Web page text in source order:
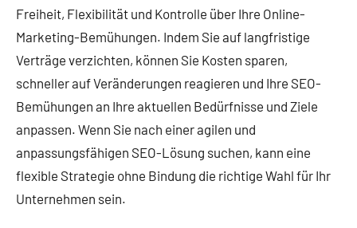
Freiheit, Flexibilität und Kontrolle über Ihre Online-
Marketing-Bemühungen. Indem Sie auf langfristige
Verträge verzichten, können Sie Kosten sparen,
schneller auf Veränderungen reagieren und Ihre SEO-
Bemühungen an Ihre aktuellen Bedürfnisse und Ziele
anpassen. Wenn Sie nach einer agilen und
anpassungsfähigen SEO-Lösung suchen, kann eine
flexible Strategie ohne Bindung die richtige Wahl für Ihr
Unternehmen sein.